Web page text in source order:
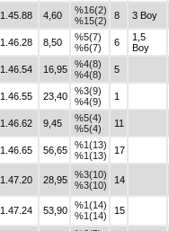
1.45.88 4,60
%16(2)
%15(2)
8 3 Boy
1.46.28 8,50
%5(7)
%6(7)
6
1,5
Boy
1.46.54 16,95
%4(8)
%4(8)
5
1.46.55 23,40
%3(9)
%4(9)
1
1.46.62 9,45
%5(4)
%5(4)
11
1.46.65 56,65
%1(13)
%1(13)
17
1.47.20 28,95
%3(10)
%3(10)
14
1.47.24 53,90
%1(14)
%1(14)
15